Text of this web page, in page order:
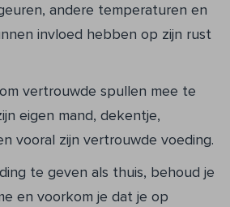
andere temperaturen en
invloed hebben op zijn rust
vertrouwde spullen mee te
eigen mand, dekentje,
vooral zijn vertrouwde voeding.
te geven als thuis, behoud je
en voorkom je dat je op